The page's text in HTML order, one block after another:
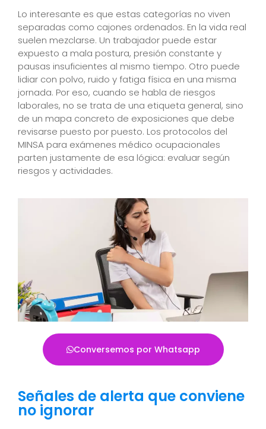
Lo interesante es que estas categorías no viven
separadas como cajones ordenados. En la vida real
suelen mezclarse. Un trabajador puede estar
expuesto a mala postura, presión constante y
pausas insuficientes al mismo tiempo. Otro puede
lidiar con polvo, ruido y fatiga física en una misma
jornada. Por eso, cuando se habla de riesgos
laborales, no se trata de una etiqueta general, sino
de un mapa concreto de exposiciones que debe
revisarse puesto por puesto. Los protocolos del
MINSA para exámenes médico ocupacionales
parten justamente de esa lógica: evaluar según
riesgos y actividades.
Conversemos por Whatsapp
Señales de alerta que conviene
no ignorar